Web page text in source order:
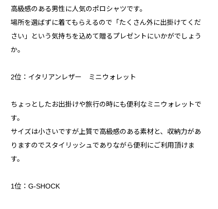
高級感のある男性に人気のポロシャツです。
場所を選ばずに着てもらえるので「たくさん外に出掛けてくだ
さい」という気持ちを込めて贈るプレゼントにいかがでしょう
か。
2位：イタリアンレザー ミニウォレット
ちょっとしたお出掛けや旅行の時にも便利なミニウォレットで
す。
サイズは小さいですが上質で高級感のある素材と、収納力があ
りますのでスタイリッシュでありながら便利にご利用頂けま
す。
1位：G-SHOCK